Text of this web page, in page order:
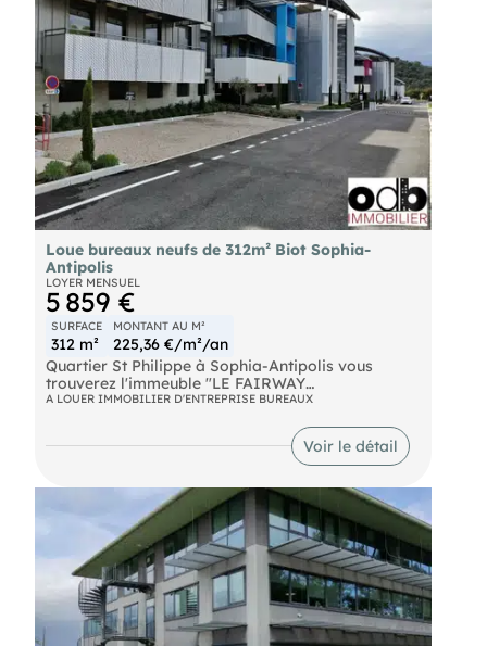
Loue bureaux neufs de 312m² Biot Sophia-
Antipolis
LOYER MENSUEL
5 859 €
SURFACE
312 m²
MONTANT AU M²
225,36 €/m²/an
Quartier St Philippe à Sophia-Antipolis vous
trouverez l'immeuble "LE FAIRWAY
- Bât. 3
Reste un lot de 312.50 m² livré en open space avec
Rooftop accessible.
2ème étage
A LOUER IMMOBILIER D'ENTREPRISE BUREAUX
Voir le détail